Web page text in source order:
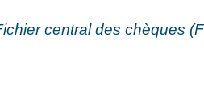
central des chèques